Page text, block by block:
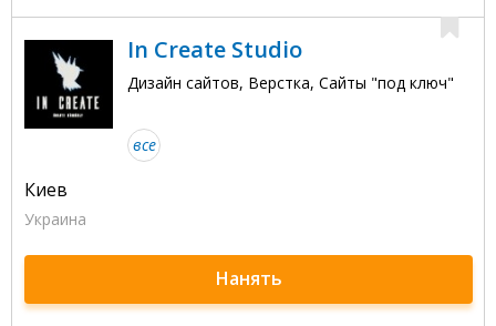
In Create Studio
Дизайн сайтов, Верстка, Сайты "под ключ"
все
Киев
Украина
Нанять